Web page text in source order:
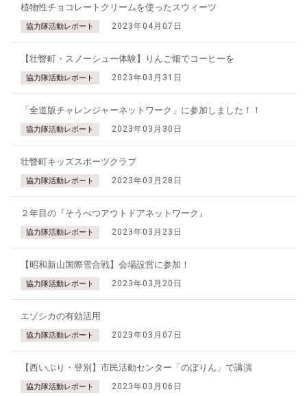
植物性チョコレートクリームを使ったスウィーツ
協力隊活動レポート 2023年04月07日
【壮瞥町・スノーシュー体験】りんご畑でコーヒーを
協力隊活動レポート 2023年03月31日
「全道版チャレンジャーネットワーク」に参加しました！！
協力隊活動レポート 2023年03月30日
壮瞥町キッズスポーツクラブ
協力隊活動レポート 2023年03月28日
２年目の『そうべつアウトドアネットワーク』
協力隊活動レポート 2023年03月23日
【昭和新山国際雪合戦】会場設営に参加！
協力隊活動レポート 2023年03月20日
エゾシカの有効活用
協力隊活動レポート 2023年03月07日
【西いぶり・登別】市民活動センター「のぼりん」で講演
協力隊活動レポート 2023年03月06日